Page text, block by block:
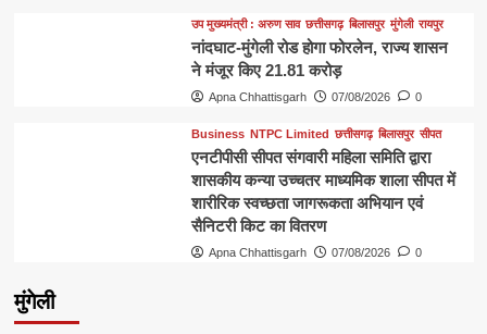
उप मुख्यमंत्री : अरुण साव छत्तीसगढ़ बिलासपुर मुंगेली रायपुर
नांदघाट-मुंगेली रोड होगा फोरलेन, राज्य शासन
ने मंजूर किए 21.81 करोड़
Apna Chhattisgarh 07/08/2026 0
Business NTPC Limited छत्तीसगढ़ बिलासपुर सीपत
एनटीपीसी सीपत संगवारी महिला समिति द्वारा
शासकीय कन्या उच्चतर माध्यमिक शाला सीपत में
शारीरिक स्वच्छता जागरूकता अभियान एवं
सैनिटरी किट का वितरण
Apna Chhattisgarh 07/08/2026 0
मुंगेली